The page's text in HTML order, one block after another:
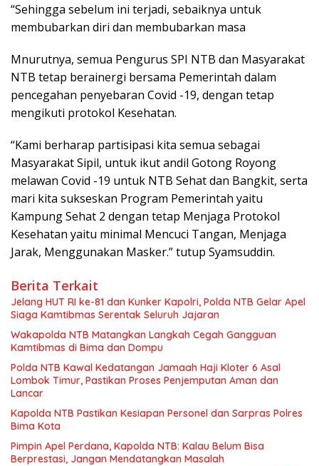
“Sehingga sebelum ini terjadi, sebaiknya untuk
membubarkan diri dan membubarkan masa
Mnurutnya, semua Pengurus SPI NTB dan Masyarakat
NTB tetap berainergi bersama Pemerintah dalam
pencegahan penyebaran Covid -19, dengan tetap
mengikuti protokol Kesehatan.
“Kami berharap partisipasi kita semua sebagai
Masyarakat Sipil, untuk ikut andil Gotong Royong
melawan Covid -19 untuk NTB Sehat dan Bangkit, serta
mari kita sukseskan Program Pemerintah yaitu
Kampung Sehat 2 dengan tetap Menjaga Protokol
Kesehatan yaitu minimal Mencuci Tangan, Menjaga
Jarak, Menggunakan Masker.” tutup Syamsuddin.
Berita Terkait
Jelang HUT RI ke-81 dan Kunker Kapolri, Polda NTB Gelar Apel
Siaga Kamtibmas Serentak Seluruh Jajaran
Wakapolda NTB Matangkan Langkah Cegah Gangguan
Kamtibmas di Bima dan Dompu
Polda NTB Kawal Kedatangan Jamaah Haji Kloter 6 Asal
Lombok Timur, Pastikan Proses Penjemputan Aman dan
Lancar
Kapolda NTB Pastikan Kesiapan Personel dan Sarpras Polres
Bima Kota
Pimpin Apel Perdana, Kapolda NTB: Kalau Belum Bisa
Berprestasi, Jangan Mendatangkan Masalah